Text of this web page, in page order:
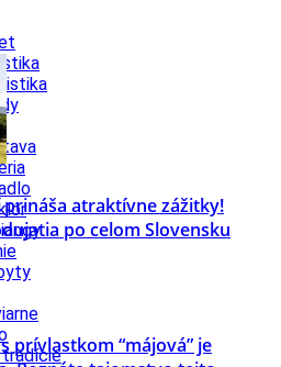
tradície
prináša atraktívne zážitky!
po celom Slovensku
prívlastkom “májová” je